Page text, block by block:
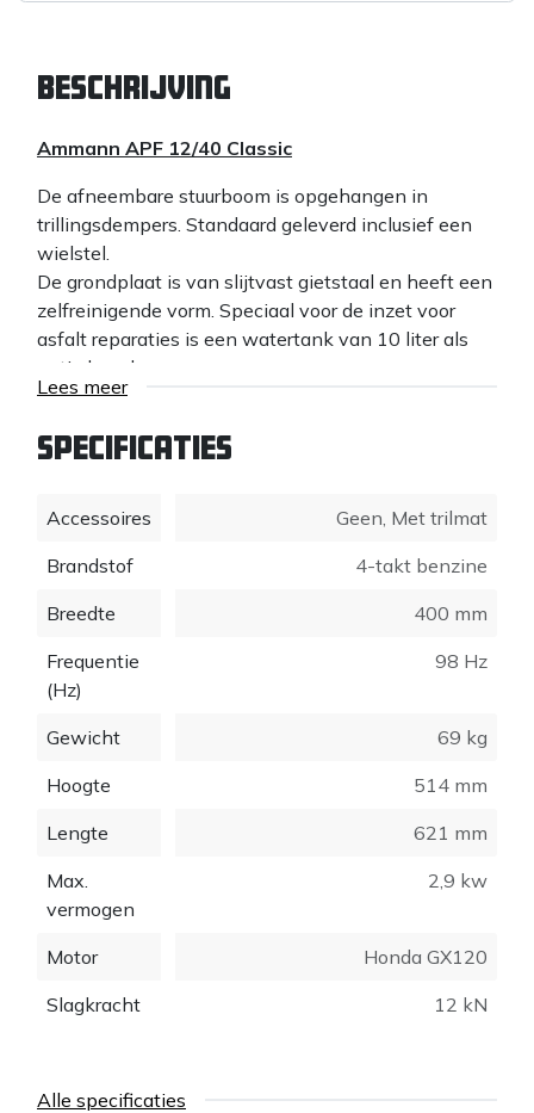
Beschrijving
Ammann APF 12/40 Classic
De afneembare stuurboom is opgehangen in
trillingsdempers. Standaard geleverd inclusief een
wielstel.
De grondplaat is van slijtvast gietstaal en heeft een
zelfreinigende vorm. Speciaal voor de inzet voor
asfalt reparaties is een watertank van 10 liter als
optie leverbaar.
De slijtvaste riemaandrijving is goed beschermd
met handgreep en hijsbeugel
Lees meer
Specificaties
Accessoires Geen, Met trilmat
Brandstof
4-takt benzine
Breedte
400 mm
Frequentie
(Hz)
98 Hz
Gewicht
69 kg
Hoogte
514 mm
Lengte
621 mm
Max.
vermogen
2,9 kw
Motor
Honda GX120
Slagkracht
12 kN
Alle specificaties